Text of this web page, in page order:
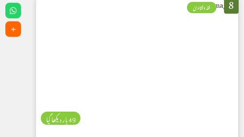
فقہ وفتاویٰ
49 بار دیکھا گیا